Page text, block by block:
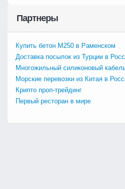
Партнеры
Купить бетон М250 в Раменском
Доставка посылок из Турции в
Многожильный силиконовый
Морские перевозки из Китая в
Крипто проп-трейдинг
Первый ресторан в мире